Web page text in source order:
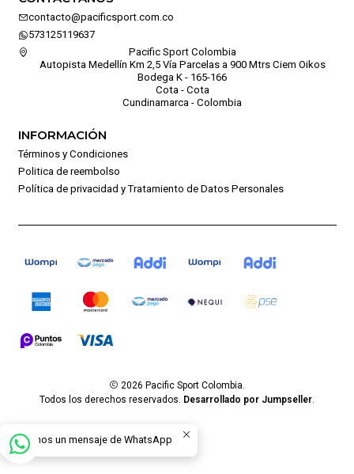
contacto@pacificsport.com.co
573125119637
Pacific Sport Colombia
Autopista Medellín Km 2,5 Vía Parcelas a 900 Mtrs Ciem Oikos
Bodega K - 165-166
Cota - Cota
Cundinamarca - Colombia
INFORMACIÓN
Términos y Condiciones
Politica de reembolso
Política de privacidad y Tratamiento de Datos Personales
2026 Pacific Sport Colombia.
Todos los derechos reservados. Desarrollado por Jumpseller
Envíanos un mensaje de WhatsApp